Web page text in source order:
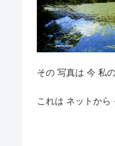
その 写真は 今 私
これは ネットから